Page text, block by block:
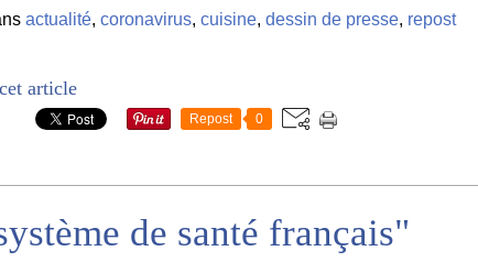
actualité, coronavirus, cuisine, dessin de presse, repost
article
Repost 0
de santé français"